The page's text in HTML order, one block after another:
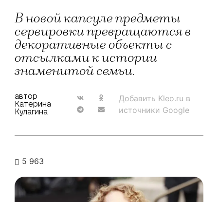
В новой капсуле предметы
сервировки превращаются в
декоративные объекты с
отсылками к истории
знаменитой семьи.
автор
Катерина
Кулагина
Добавить Kleo.ru в
источники Google
5 963